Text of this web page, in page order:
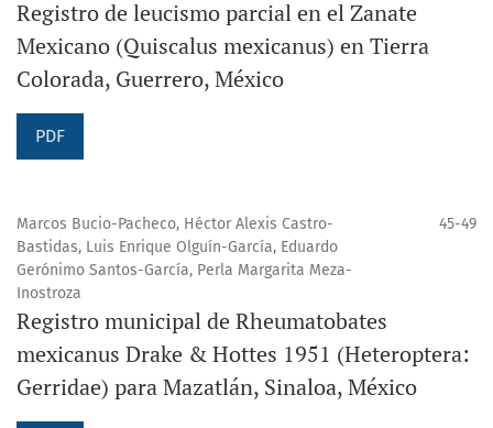
Registro de leucismo parcial en el Zanate
Mexicano (Quiscalus mexicanus) en Tierra
Colorada, Guerrero, México
PDF
Marcos Bucio-Pacheco, Héctor Alexis Castro-
Bastidas, Luis Enrique Olguín-García, Eduardo
Gerónimo Santos-García, Perla Margarita Meza-
Inostroza
45-49
Registro municipal de Rheumatobates
mexicanus Drake & Hottes 1951 (Heteroptera:
Gerridae) para Mazatlán, Sinaloa, México